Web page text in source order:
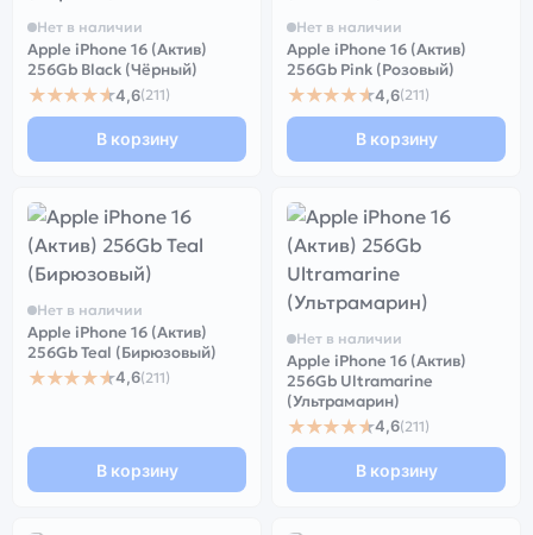
Нет в наличии
Apple iPhone 16 (Актив)
256Gb Black (Чёрный)
★★★★★4,6(211)
В корзину
Нет в наличии
Apple iPhone 16 (Актив)
256Gb Pink (Розовый)
★★★★★4,6(211)
В корзину
Нет в наличии
Apple iPhone 16 (Актив)
256Gb Teal (Бирюзовый)
★★★★★4,6(211)
В корзину
Нет в наличии
Apple iPhone 16 (Актив)
256Gb Ultramarine
(Ультрамарин)
★★★★★4,6(211)
В корзину